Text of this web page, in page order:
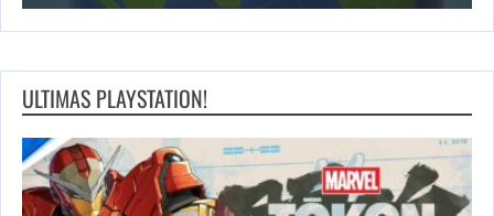
ULTIMAS PLAYSTATION!